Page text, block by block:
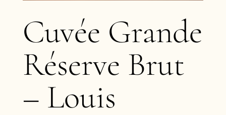
Cuvée Grande
Réserve Brut
– Louis